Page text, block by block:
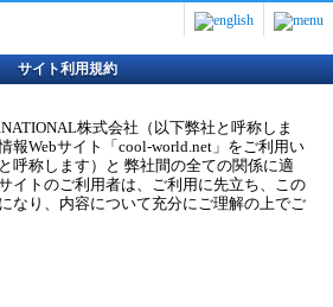
サイト利用規約
株式会社（以下弊社と呼称しま
報Webサイト「cool-world.net」をご利用い
呼称します）と 弊社間の全ての関係に適
イトのご利用者は、ご利用に先立ち、この
なり、内容について充分にご理解の上でご